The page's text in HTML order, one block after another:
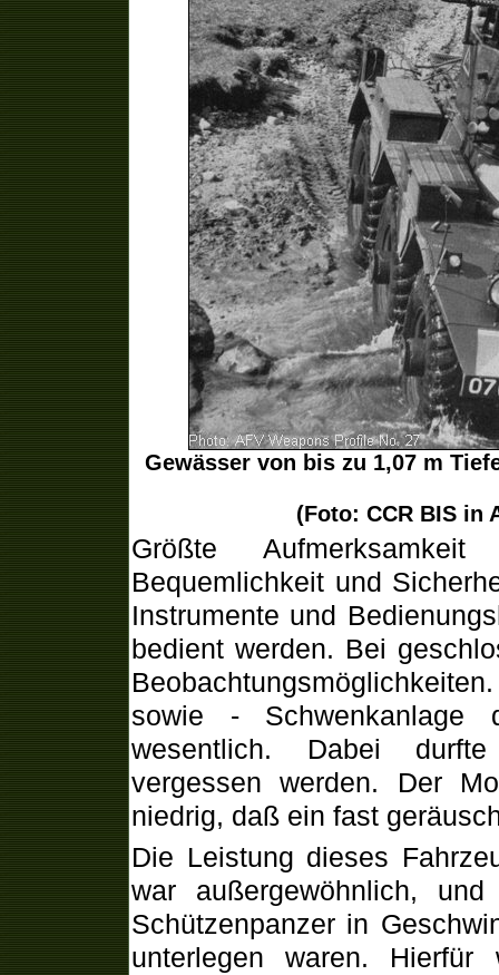
Gewässer von bis zu 1,07 m
(Foto: CCR BIS in
Größte
Bequemlichkeit und
Instrumente und
bedient werden. Bei
sowie - Schwenkanlage
wesentlich. Dabei
vergessen werden. Der
niedrig, daß ein fast
Die Leistung dieses
war außergewöhnlich,
Schützenpanzer in
unterlegen waren. Hierfür